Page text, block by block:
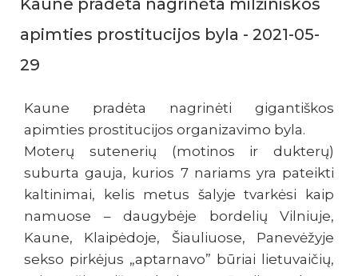
Kaune pradėta nagrinėta milžiniškos
apimties prostitucijos byla - 2021-05-
29
Kaune pradėta nagrinėti gigantiškos
apimties prostitucijos organizavimo byla.
Moterų sutenerių (motinos ir dukterų)
suburta gauja, kurios 7 nariams yra pateikti
kaltinimai, kelis metus šalyje tvarkėsi kaip
namuose – daugybėje bordelių Vilniuje,
Kaune, Klaipėdoje, Šiauliuose, Panevėžyje
sekso pirkėjus „aptarnavo” būriai lietuvaičių,